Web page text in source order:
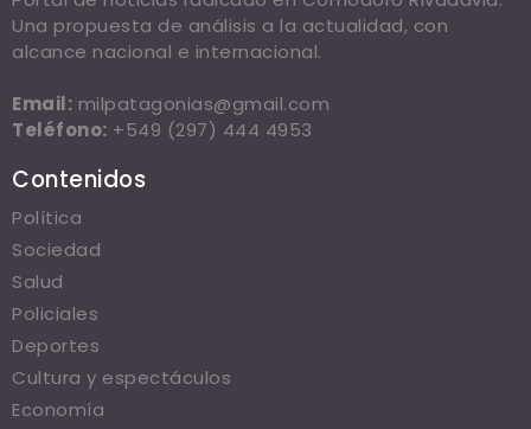
Una propuesta de análisis a la actualidad, con
alcance nacional e internacional.
Email: milpatagonias@gmail.com
Teléfono: +549 (297) 444 4953
Contenidos
Política
Sociedad
Salud
Policiales
Deportes
Cultura y espectáculos
Economía